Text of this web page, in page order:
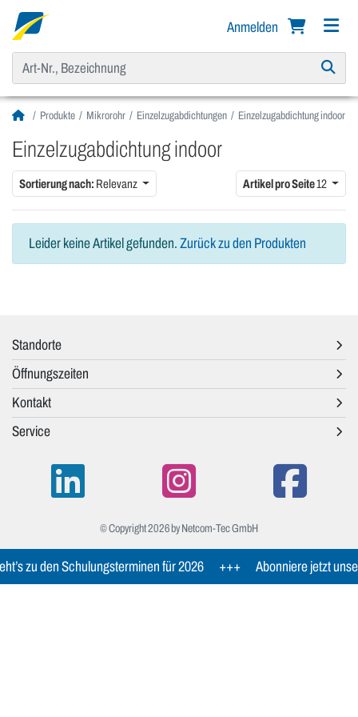
Anmelden
Produkte Mikrorohr Einzelzugabdichtungen Einzelzugabdichtung indoor
Einzelzugabdichtung indoor
Sortierung nach: Relevanz Artikel pro Seite12
Leider keine Artikel gefunden. Zurück zu den Produkten
Standorte
Öffnungszeiten
Kontakt
Service
© Copyright 2026 by Netcom-Tec GmbH
zu den Schulungsterminen für 2026 +++ Abonniere jetzt